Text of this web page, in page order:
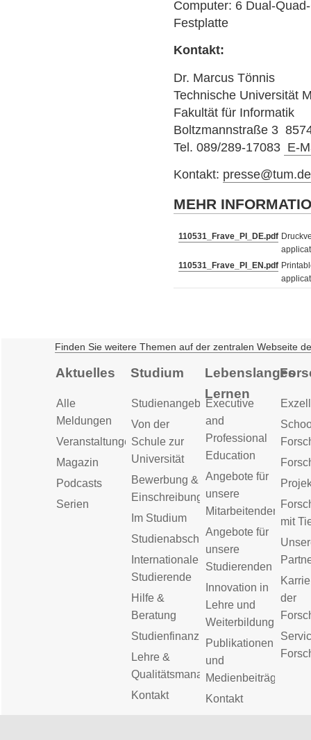
Computer: 6 Dual-
Festplatte
Kontakt:
Dr. Marcus Tönnis
Technische Universität
Fakultät für Informatik
Boltzmannstraße 3
Tel. 089/289-17083 E-
Kontakt: presse@tum.de
MEHR
110531_Frave_PI_DE.pdf
110531_Frave_PI_EN.pdf
Finden Sie weitere Themen auf der zentralen Webseite
Aktuelles
Alle
Meldungen
Veranstaltungen
Magazin
Podcasts
Serien
Studium
Studienangebot
Von der
Schule zur
Universität
Bewerbung &
Einschreibung
Im Studium
Studienabschluss
Internationale
Studierende
Hilfe &
Beratung
Studienfinanzierung
Lehre &
Qualitätsmanagement
Kontakt
Lebenslanges
Lernen
Executive
and
Professional
Education
Angebote für
unsere
Mitarbeitenden
Angebote für
unsere
Studierenden
Innovation in
Lehre und
Weiterbildung
Publikationen
und
Medienbeiträge
Kontakt
mit
der